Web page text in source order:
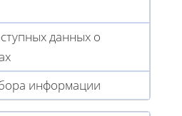
данных о
информации